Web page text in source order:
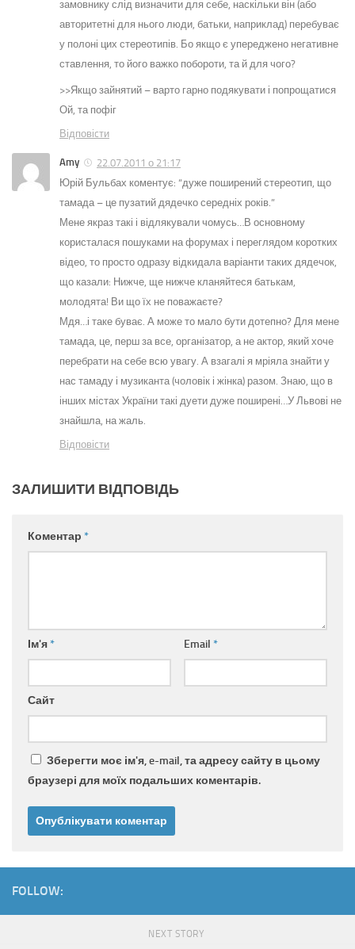
замовнику слід визначити для себе, наскільки він (або
авторитетні для нього люди, батьки, наприклад) перебуває
у полоні цих стереотипів. Бо якщо є упереджено негативне
ставлення, то його важко побороти, та й для чого?
>>Якщо зайнятий – варто гарно подякувати і попрощатися
Ой, та пофіг
Відповіcти
Amy
22.07.2011 о 21:17
Юрій Бульбах коментує: “дуже поширений стереотип, що
тамада – це пузатий дядечко середніх років.”
Мене якраз такі і відлякували чомусь…В основному
користалася пошуками на форумах і переглядом коротких
відео, то просто одразу відкидала варіанти таких дядечок,
що казали: Нижче, ще нижче кланяйтеся батькам,
молодята! Ви що їх не поважаєте?
Мдя…і таке буває. А може то мало бути дотепно? Для мене
тамада, це, перш за все, організатор, а не актор, який хоче
перебрати на себе всю увагу. А взагалі я мріяла знайти у
нас тамаду і музиканта (чоловік і жінка) разом. Знаю, що в
інших містах України такі дуети дуже поширені…У Львові не
знайшла, на жаль.
Відповіcти
ЗАЛИШИТИ ВІДПОВІДЬ
Коментар *
Ім'я* Email *
Сайт
Зберегти моє ім'я, e-mail, та адресу сайту в цьому
браузері для моїх подальших коментарів.
FOLLOW:
NEXT STORY